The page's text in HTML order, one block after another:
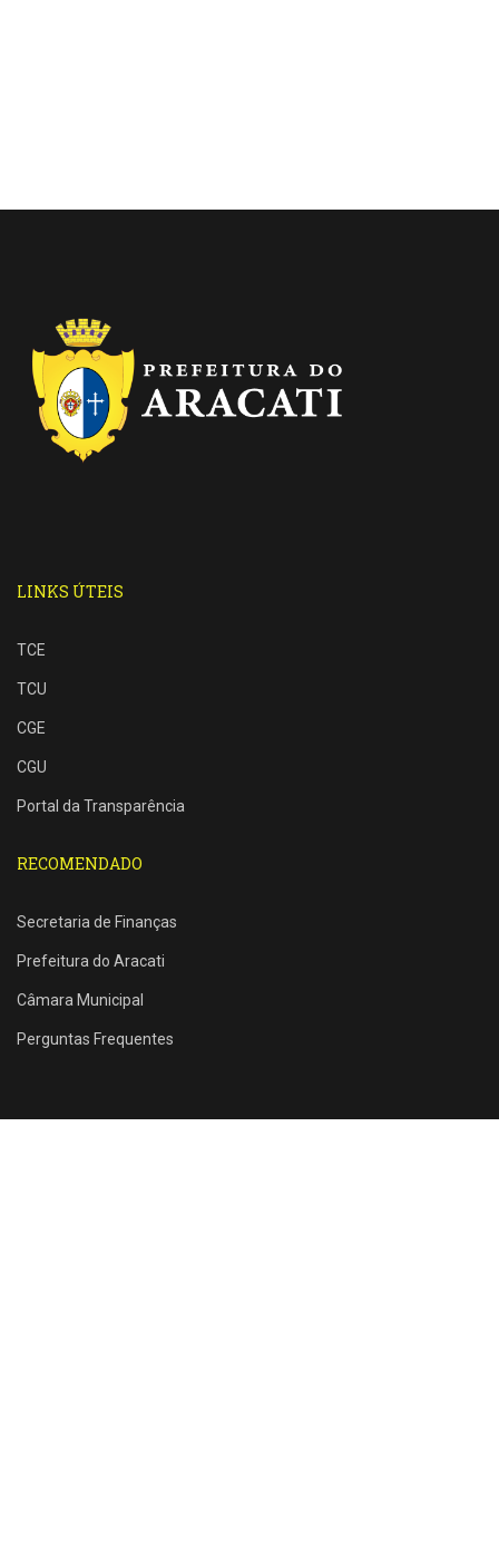
LINKS ÚTEIS
TCE
TCU
CGE
CGU
Portal da Transparência
RECOMENDADO
Secretaria de Finanças
Prefeitura do Aracati
Câmara Municipal
Perguntas Frequentes